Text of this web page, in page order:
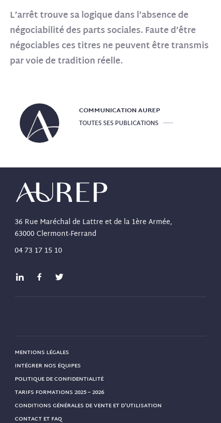
L’arrêt trouve sa logique dans l’absence de
négociabilité des parts sociales. Faute d’être
négociables ces titres ne peuvent être transmis
par voie de tradition réelle.
COMMUNICATIONAUREP
TOUTES SES PUBLICATIONS
36 Rue Maréchal de Lattre et de la 1ère Armée,
63000 Clermont-Ferrand
04 73 17 15 10
MENTIONS LÉGALES
INTÉGRER NOS ÉQUIPES
POLITIQUE DE CONFIDENTIALITÉ
TARIFS FORMATIONS 2025 – 2026
CONDITIONS GÉNÉRALES DE VENTE ET D’UTILISATION
CONTACT ET FAQ